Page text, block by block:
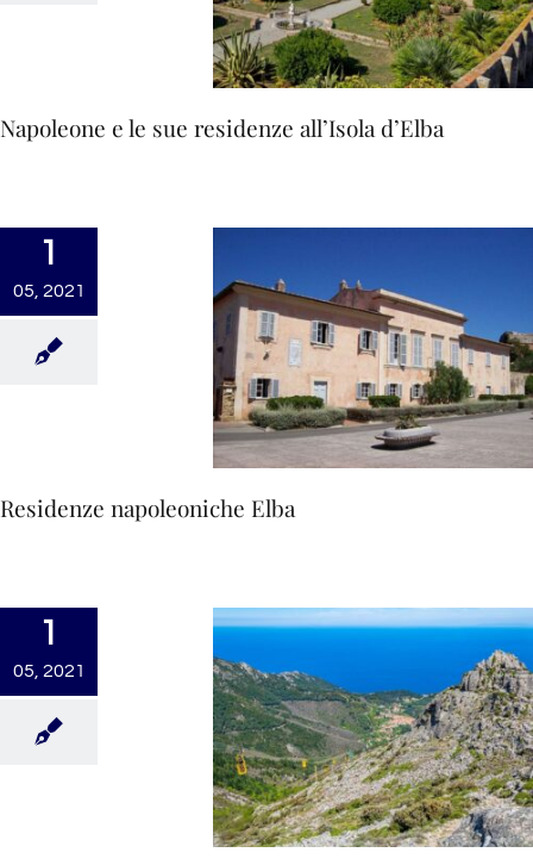
Napoleone e le sue residenze all’Isola d’Elba
1
05, 2021
Residenze napoleoniche Elba
1
05, 2021